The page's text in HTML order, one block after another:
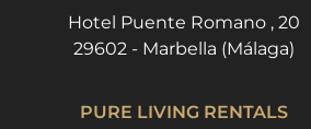
Hotel Puente Romano , 20
29602 - Marbella (Málaga)
PURE LIVING RENTALS